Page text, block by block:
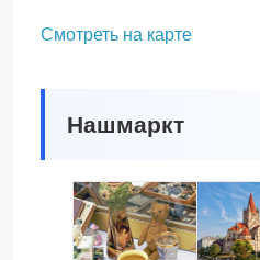
Смотреть на карте
Нашмаркт